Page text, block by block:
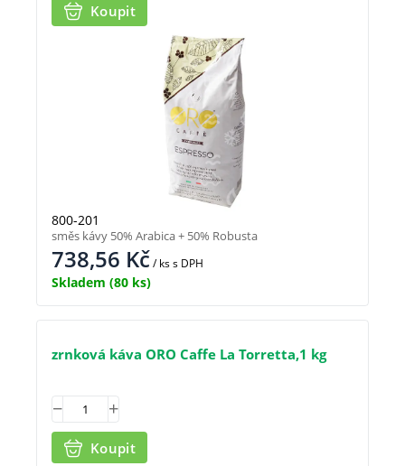
800-201
738,56 Kč/ kss DPH
Skladem (80 ks)
Koupit
směs kávy 50% Arabica + 50% Robusta
zrnková káva ORO Caffe La Torretta,1 kg
Koupit